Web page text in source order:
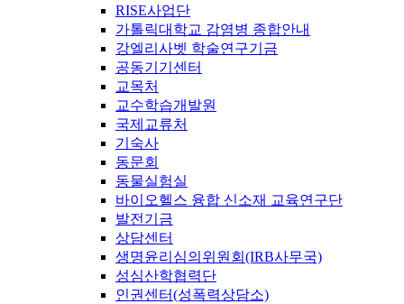
RISE사업단
가톨릭대학교 감염병 종합안내
강엘리사벳 학술연구기금
공동기기센터
교목처
교수학습개발원
국제교류처
기숙사
동문회
동물실험실
바이오헬스 융합 신소재 교육연구단
발전기금
상담센터
생명윤리심의위원회(IRB사무국)
성심산학협력단
인권센터(성폭력상담소)